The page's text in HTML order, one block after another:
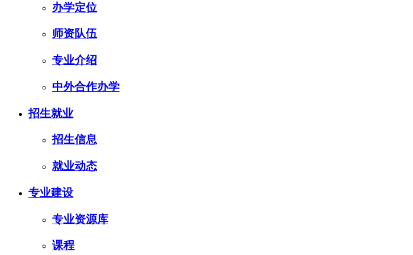
办学定位
师资队伍
专业介绍
中外合作办学
招生就业
招生信息
就业动态
专业建设
专业资源库
课程